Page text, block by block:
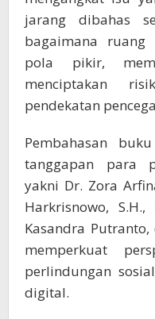
jarang dibahas
bagaimana
pola pikir,
menciptakan
pendekatan
Pembahasan
tanggapan para
yakni Dr. Zora
Harkrisnowo,
Kasandra
memperkuat
perlindungan
digital.